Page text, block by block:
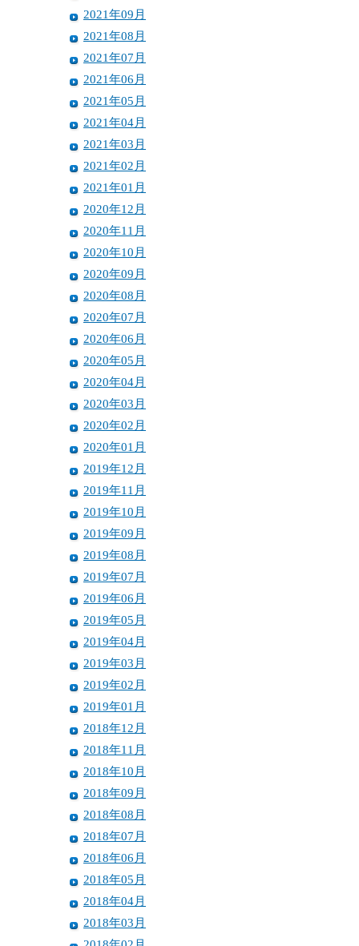
2021年09月
2021年08月
2021年07月
2021年06月
2021年05月
2021年04月
2021年03月
2021年02月
2021年01月
2020年12月
2020年11月
2020年10月
2020年09月
2020年08月
2020年07月
2020年06月
2020年05月
2020年04月
2020年03月
2020年02月
2020年01月
2019年12月
2019年11月
2019年10月
2019年09月
2019年08月
2019年07月
2019年06月
2019年05月
2019年04月
2019年03月
2019年02月
2019年01月
2018年12月
2018年11月
2018年10月
2018年09月
2018年08月
2018年07月
2018年06月
2018年05月
2018年04月
2018年03月